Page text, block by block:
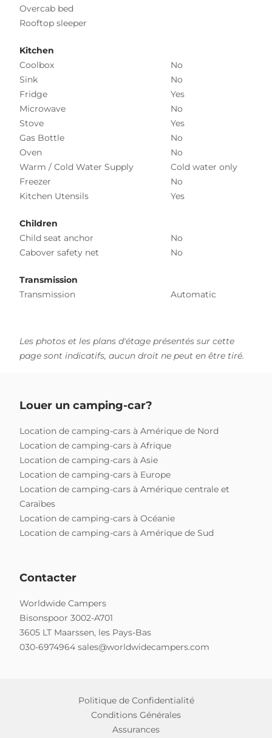
Overcab bed
Rooftop sleeper
Kitchen
Coolbox
No
Sink
No
Fridge
Yes
Microwave
No
Stove
Yes
Gas Bottle
No
Oven
No
Warm / Cold Water Supply
Cold water only
Freezer
No
Kitchen Utensils
Yes
Children
Child seat anchor
No
Cabover safety net
No
Transmission
Transmission
Automatic
Les photos et les plans d'étage présentés sur cette
page sont indicatifs, aucun droit ne peut en être tiré.
Louer un camping-car?
Location de camping-cars à Amérique de Nord
Location de camping-cars à Afrique
Location de camping-cars à Asie
Location de camping-cars à Europe
Location de camping-cars à Amérique centrale et
Caraïbes
Location de camping-cars à Océanie
Location de camping-cars à Amérique de Sud
Contacter
Worldwide Campers
Bisonspoor 3002-A701
3605 LT Maarssen, les Pays-Bas
030-6974964 sales@worldwidecampers.com
Politique de Confidentialité
Conditions Générales
Assurances